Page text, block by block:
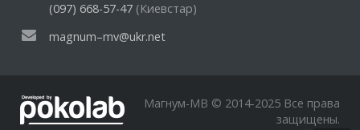
(097) 668-57-47 (Киевстар)
magnum–mv@ukr.net
Магнум-МВ © 2014-2025 Все права
защищены.